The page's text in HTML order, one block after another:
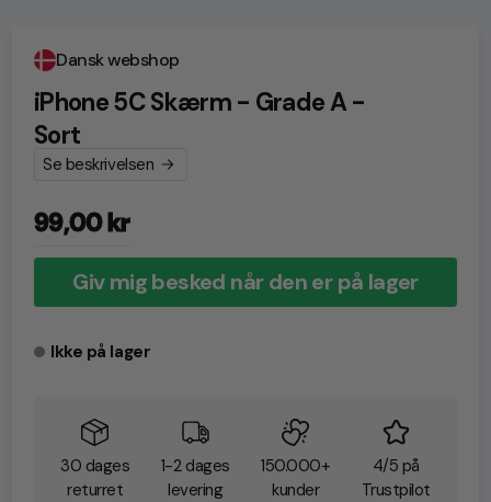
Dansk webshop
iPhone 5C Skærm - Grade A -
Sort
Se beskrivelsen
Normalpris
99,00 kr
Giv mig besked når den er på lager
Ikke på lager
30 dages
returret
1-2 dages
levering
150.000+
kunder
4/5 på
Trustpilot